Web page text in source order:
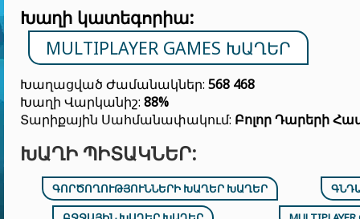
Խաղի կատեգորիա:
MULTIPLAYER GAMES ԽԱՂԵՐ
Խաղացված Ժամանակներ: 568 468
Խաղի Վարկանիշ: 88%
Տարիքային Սահմանափակում: Բոլոր Դարերի
ԽԱՂԻ ՊԻՏԱԿՆԵՐ:
ԳՈՐԾՈՂՈՒԹՅՈՒՆՆԵՐԻ ԽԱՂԵՐ ԽԱՂԵՐ